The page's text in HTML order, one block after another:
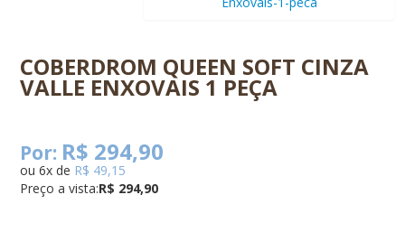
COBERDROM QUEEN SOFT CINZA
VALLE ENXOVAIS 1 PEÇA
Por: R$ 294,90
ou6x de R$ 49,15
Preço a vista:R$ 294,90